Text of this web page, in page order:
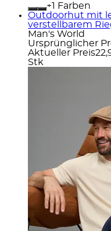
+
Farben
Outdoorhut mit
verstellbarem
Man's World
Ursprünglicher
Aktueller Preis
Stk